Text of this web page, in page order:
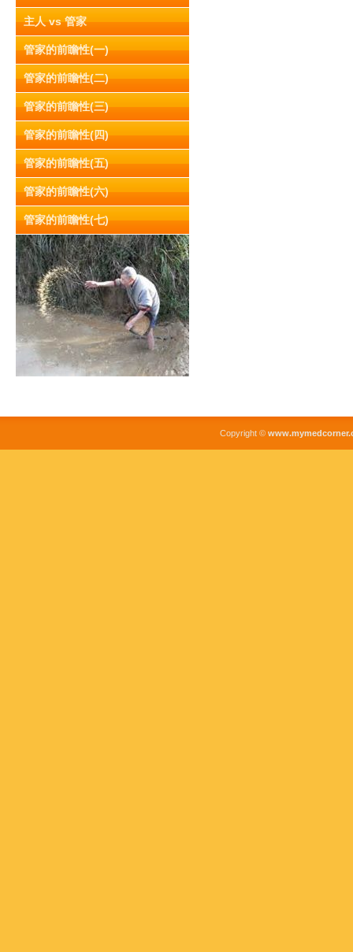
主人 vs 管家
管家的前瞻性(一)
管家的前瞻性(二)
管家的前瞻性(三)
管家的前瞻性(四)
管家的前瞻性(五)
管家的前瞻性(六)
管家的前瞻性(七)
Copyright ©